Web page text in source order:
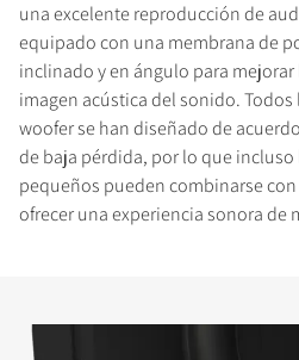
una excelente reproducción de
equipado con una membrana de
inclinado y en ángulo para
imagen acústica del sonido.
woofer se han diseñado de
de baja pérdida, por lo que
pequeños pueden combinarse con
ofrecer una experiencia sonora de